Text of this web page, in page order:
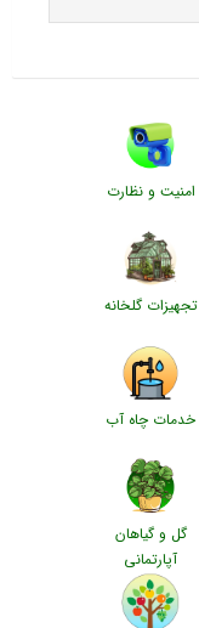
امنیت و نظارت
تجهیزات گلخانه
خدمات چاه آب
گل و گیاهان
آپارتمانی